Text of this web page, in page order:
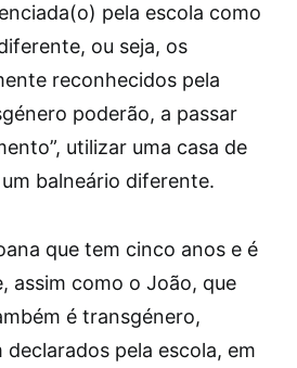
pela escola como
ou seja, os
reconhecidos pela
poderão, a passar
utilizar uma casa de
balneário diferente.
que tem cinco anos e é
assim como o João, que
é transgénero,
pela escola, em